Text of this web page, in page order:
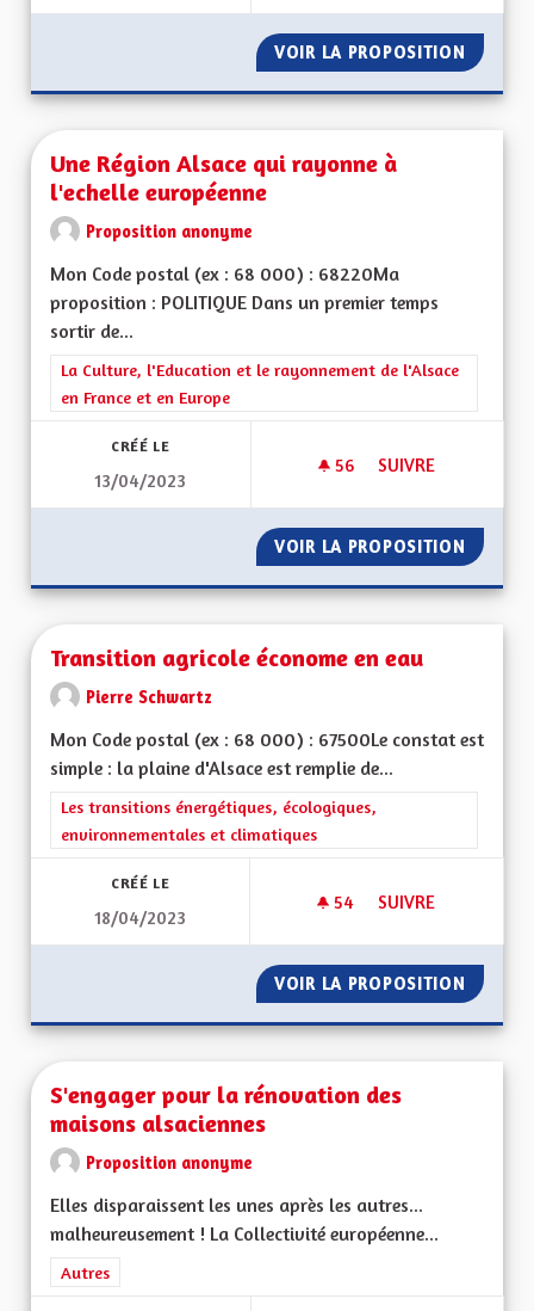
VOIR LA PROPOSITION
Une Région Alsace qui rayonne à
l'echelle européenne
Proposition anonyme
Mon Code postal (ex : 68 000) : 68220Ma
proposition : POLITIQUE Dans un premier temps
sortir de...
Filtrer les résultats de la catégorie : La Culture, l'Education et
La Culture, l'Education et le rayonnement de l'Alsace
en France et en Europe
CRÉÉ LE
13/04/2023
56 56 ABONNÉS
SUIVRE
VOIR LA PROPOSITION UNE
Transition agricole économe en eau
Pierre Schwartz
Mon Code postal (ex : 68 000) : 67500Le constat est
simple : la plaine d'Alsace est remplie de...
Filtrer les résultats de la catégorie : Les transitions
Les transitions énergétiques, écologiques,
environnementales et climatiques
CRÉÉ LE
18/04/2023
54 54 ABONNÉS
SUIVRE
VOIR LA PROPOSITION
S'engager pour la rénovation des
maisons alsaciennes
Proposition anonyme
Elles disparaissent les unes après les autres...
malheureusement ! La Collectivité européenne...
Filtrer les résultats de la catégorie : Autres
Autres